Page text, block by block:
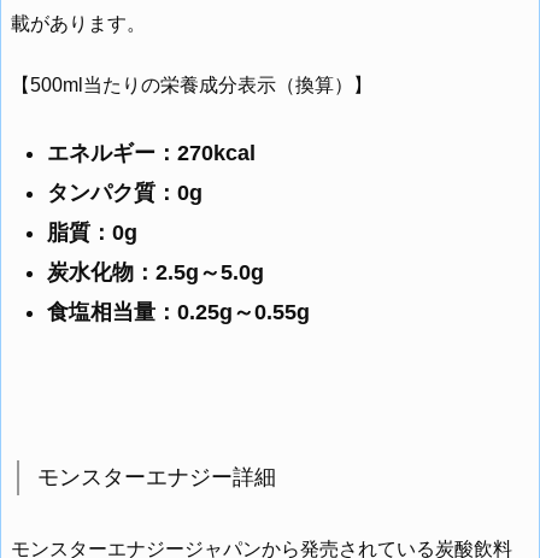
載があります。
【500ml当たりの栄養成分表示（換算）】
エネルギー：270kcal
タンパク質：0g
脂質：0g
炭水化物：2.5g～5.0g
食塩相当量：0.25g～0.55g
モンスターエナジー詳細
モンスターエナジージャパンから発売されている炭酸飲料